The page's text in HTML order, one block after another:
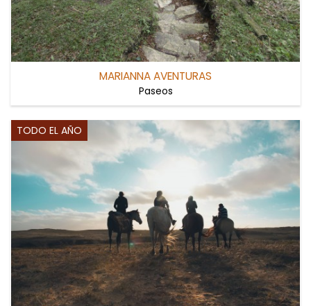
MARIANNA AVENTURAS
Paseos
TODO EL AÑO